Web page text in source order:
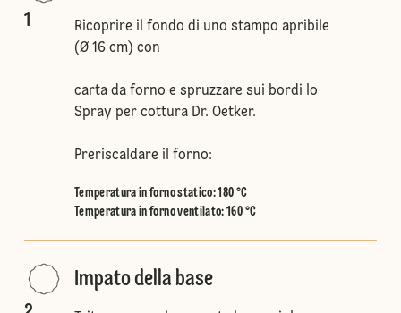
1
Ricoprire il fondo di uno stampo apribile
(Ø 16 cm) con
carta da forno e spruzzare sui bordi lo
Spray per cottura Dr. Oetker.
Preriscaldare il forno:
Temperatura in forno statico:180 °C
Temperatura in forno ventilato: 160 °C
Impato della base